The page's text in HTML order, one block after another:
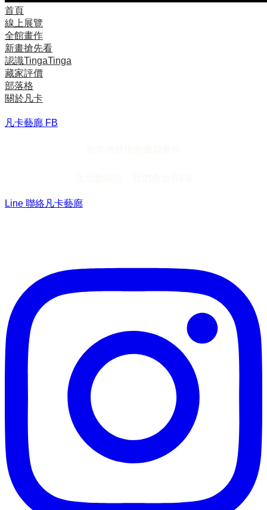
首頁
線上展覽
全館畫作
新畫搶先看
認識TingaTinga
藏家評價
部落格
關於凡卡
凡卡藝廊 FB
Line 聯絡凡卡藝廊